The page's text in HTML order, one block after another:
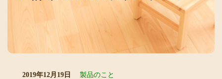
2019年12月19日 製品のこと